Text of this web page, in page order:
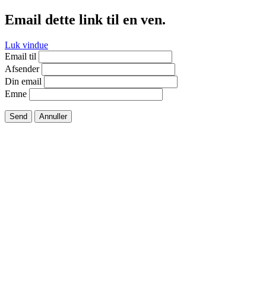
Email dette link til en ven.
Luk vindue
Email til
Afsender
Din email
Emne
Send Annuller